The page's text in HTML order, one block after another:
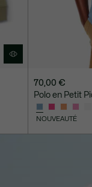
70,00 €
Polo en Petit
NOUVEAUTÉ